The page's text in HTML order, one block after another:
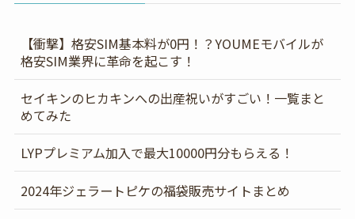
【衝撃】格安SIM基本料が0円！？YOUMEモバイルが
格安SIM業界に革命を起こす！
セイキンのヒカキンへの出産祝いがすごい！一覧まと
めてみた
LYPプレミアム加入で最大10000円分もらえる！
2024年ジェラートピケの福袋販売サイトまとめ